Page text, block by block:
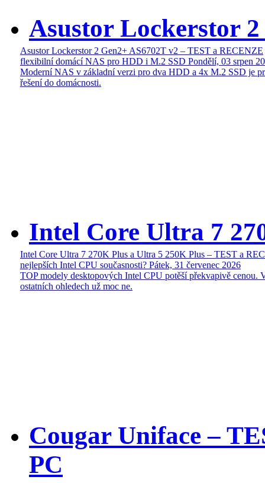
Asustor Lockerstor
Asustor Lockerstor 2 Gen2+ AS6702T v2 – TEST a RECENZE
flexibilní domácí NAS pro HDD i M.2 SSD Pondělí, 03 srpen
Moderní NAS v základní verzi pro dva HDD a 4x M.2 SSD je
řešení do domácnosti.
Intel Core Ultra 7
Intel Core Ultra 7 270K Plus a Ultra 5 250K Plus – TEST a
nejlepších Intel CPU současnosti? Pátek, 31 červenec 2026
TOP modely desktopových Intel CPU potěší překvapivě cenou.
ostatních ohledech už moc ne.
Cougar Uniface –
PC